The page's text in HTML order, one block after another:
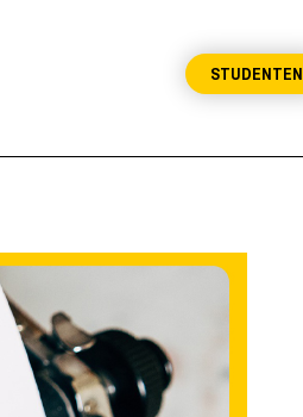
STUDENTEN